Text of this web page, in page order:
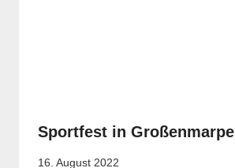
Sportfest in Großenmarpe
16. August 2022